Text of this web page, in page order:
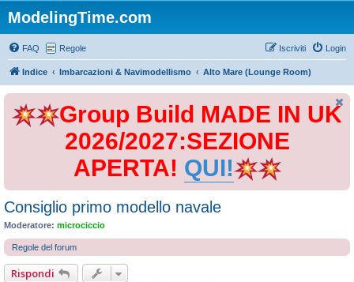
ModelingTime.com
FAQ Regole Login
Iscriviti
Indice Imbarcazioni & Navimodellismo Alto Mare (Lounge Room)
Group Build MADE IN UK
2026/2027:SEZIONE
APERTA! QUI!
Consiglio primo modello navale
Moderatore: microciccio
Regole del forum
Rispondi